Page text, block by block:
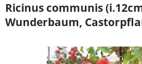
Ricinus communis
Wunderbaum,